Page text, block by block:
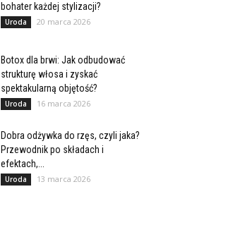
bohater każdej stylizacji?
Uroda 20 marca 2026
Botox dla brwi: Jak odbudować
strukturę włosa i zyskać
spektakularną objętość?
Uroda 16 marca 2026
Dobra odżywka do rzęs, czyli jaka?
Przewodnik po składach i
efektach,...
Uroda 13 marca 2026